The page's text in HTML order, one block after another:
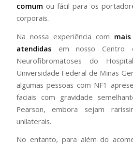
comum ou fácil para os
corporais.
Na nossa experiência com
atendidas em nosso Centro
Neurofibromatoses do
Universidade Federal de Minas
algumas pessoas com NF1
faciais com gravidade
Pearson, embora sejam
unilaterais.
No entanto, para além do